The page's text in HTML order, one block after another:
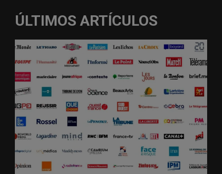
ÚLTIMOS ARTÍCULOS